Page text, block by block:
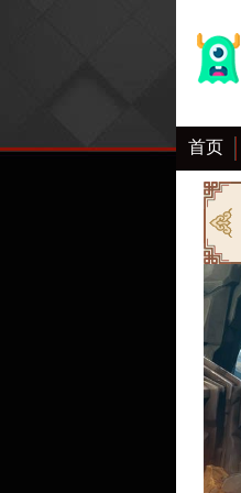
首页
大全